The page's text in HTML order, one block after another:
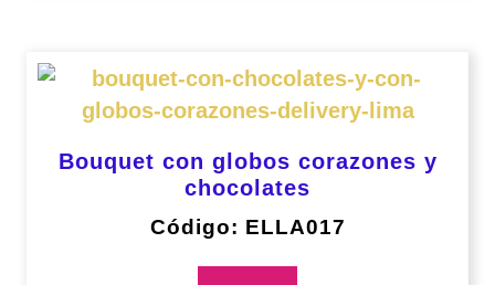
Bouquet con globos corazones y
chocolates
Código: ELLA017